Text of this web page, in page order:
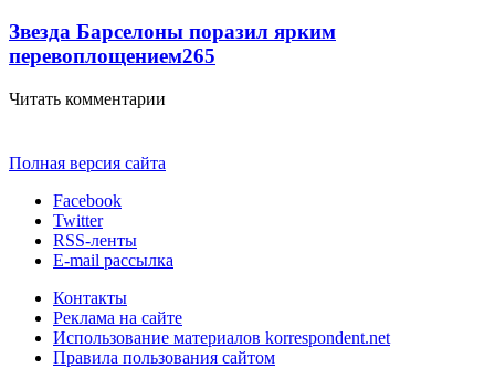
Звезда Барселоны поразил ярким
перевоплощением265
Читать комментарии
Полная версия сайта
Facebook
Twitter
RSS-ленты
E-mail рассылка
Контакты
Реклама на сайте
Использование материалов korrespondent.net
Правила пользования сайтом